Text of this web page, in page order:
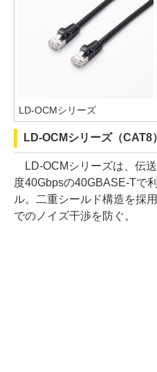
LD-OCMシリーズ
LD-OCMシリーズ（CAT8）
LD-OCMシリーズは、伝
度40Gbpsの40GBASE-Tで
ル。二重シールド構造を採
でのノイズ干渉を防ぐ。